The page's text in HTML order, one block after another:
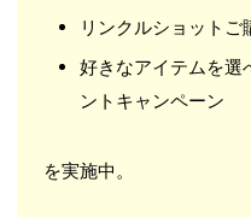
リンクルショットご
好きなアイテムを選
ントキャンペーン
を実施中。